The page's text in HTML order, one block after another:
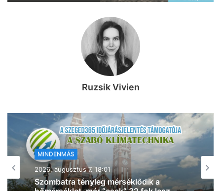
Ruzsik Vivien
MINDENMÁS
2026, augusztus 7. 17:54
MINDENMÁS
2026, augusztus 7. 17:26